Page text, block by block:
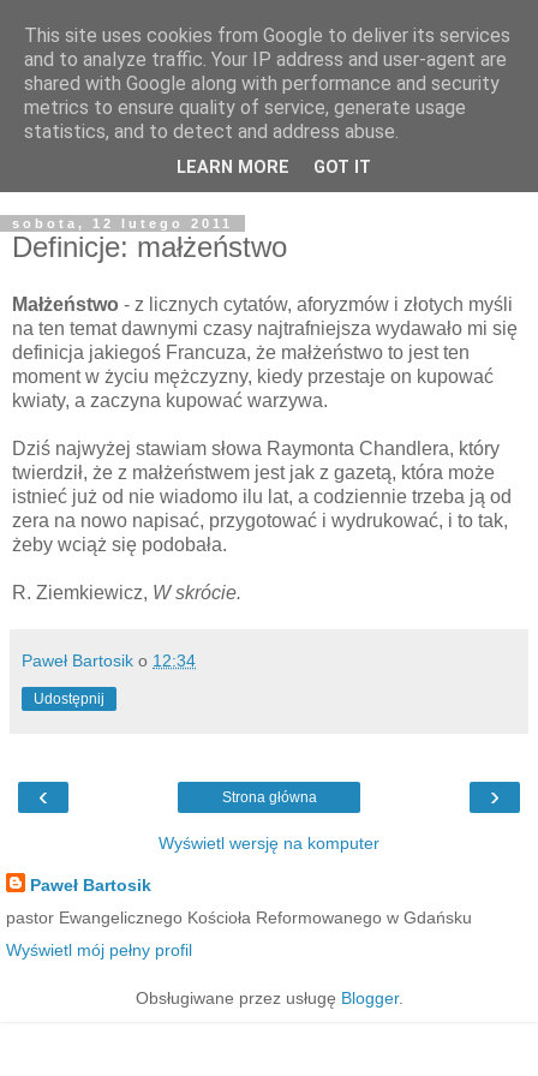
Żyjąc wiarą w REALNYM
świecie
Blog pastora Pawła Bartosika
sobota, 12 lutego 2011
Definicje: małżeństwo
Małżeństwo - z licznych cytatów, aforyzmów i złotych myśli
na ten temat dawnymi czasy najtrafniejsza wydawało mi się
definicja jakiegoś Francuza, że małżeństwo to jest ten
moment w życiu mężczyzny, kiedy przestaje on kupować
kwiaty, a zaczyna kupować warzywa.
Dziś najwyżej stawiam słowa Raymonta Chandlera, który
twierdził, że z małżeństwem jest jak z gazetą, która może
istnieć już od nie wiadomo ilu lat, a codziennie trzeba ją od
zera na nowo napisać, przygotować i wydrukować, i to tak,
żeby wciąż się podobała.
R. Ziemkiewicz, W skrócie.
Paweł Bartosik o 12:34
Udostępnij
‹ ›
Strona główna
Wyświetl wersję na komputer
Paweł Bartosik
pastor Ewangelicznego Kościoła Reformowanego w Gdańsku
Wyświetl mój pełny profil
Obsługiwane przez usługę Blogger.
This site uses cookies from Google to deliver its services
and to analyze traffic. Your IP address and user-agent are
shared with Google along with performance and security
metrics to ensure quality of service, generate usage
statistics, and to detect and address abuse.
LEARN MORE GOT IT